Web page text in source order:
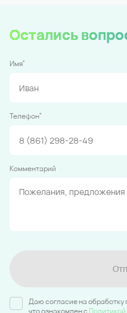
Остались
Имя*
Телефон*
Комментарий
Даю согласие на
что ознакомлен c